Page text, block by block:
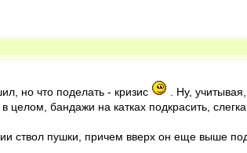
но что поделать - кризис
. Ну,
бандажи на катках подкрасить, слегка
ствол пушки, причем вверх он еще выше